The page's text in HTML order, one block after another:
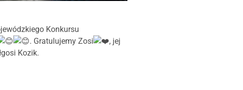
Konkursu
. Gratulujemy Zosi
, jej
Kozik.